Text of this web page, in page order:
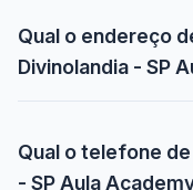
Qual o endereço
Divinolandia - SP
Qual o telefone
- SP Aula